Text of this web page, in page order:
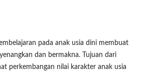
pada anak usia dini membuat
dan bermakna. Tujuan dari
perkembangan nilai karakter anak usia